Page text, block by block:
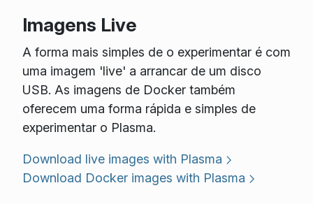
Imagens Live
A forma mais simples de o experimentar é com
uma imagem 'live' a arrancar de um disco
USB. As imagens de Docker também
oferecem uma forma rápida e simples de
experimentar o Plasma.
Download live images with Plasma
Download Docker images with Plasma